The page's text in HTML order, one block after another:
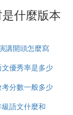
什麼版材
什麼版本
講開頭怎麼寫
優秀率是多少
分
分數一般多少
能過
語文什麼和